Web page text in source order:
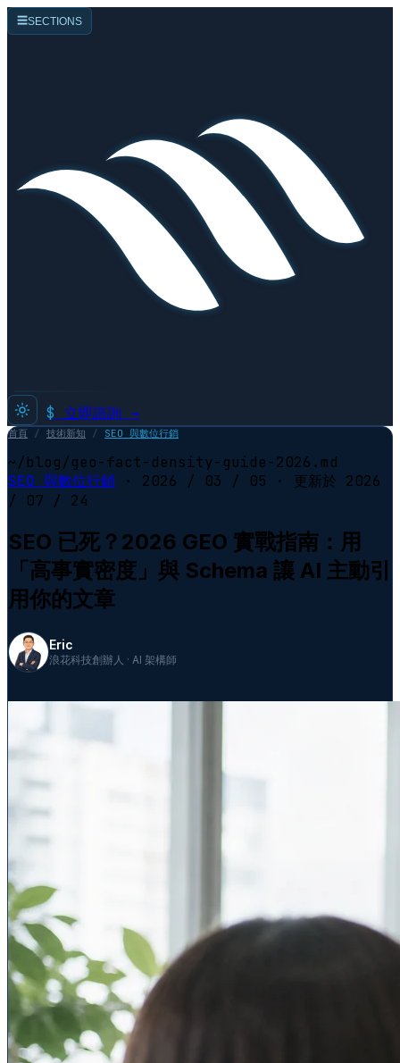
☰SECTIONS
$ 立即諮詢 →
首頁 / 技術新知 / SEO 與數位行銷
~/blog/geo-fact-density-guide-2026.md
SEO 與數位行銷 · 2026 / 03 / 05 · 更新於 2026
/ 07 / 24
SEO 已死？2026 GEO 實戰指南：用
「高事實密度」與 Schema 讓 AI 主動引
用你的文章
Eric
浪花科技創辦人 · AI 架構師